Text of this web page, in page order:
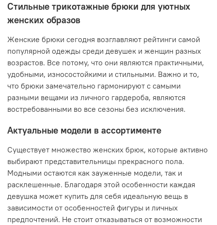
Стильные трикотажные брюки для уютных
женских образов
Женские брюки сегодня возглавляют рейтинги самой
популярной одежды среди девушек и женщин разных
возрастов. Все потому, что они являются практичными,
удобными, износостойкими и стильными. Важно и то,
что брюки замечательно гармонируют с самыми
разными вещами из личного гардероба, являются
востребованными во все сезоны без исключения.
Актуальные модели в ассортименте
Существует множество женских брюк, которые активно
выбирают представительницы прекрасного пола.
Модными остаются как зауженные модели, так и
расклешенные. Благодаря этой особенности каждая
девушка может купить для себя идеальную вещь в
зависимости от особенностей фигуры и личных
предпочтений. Не стоит отказываться от возможности